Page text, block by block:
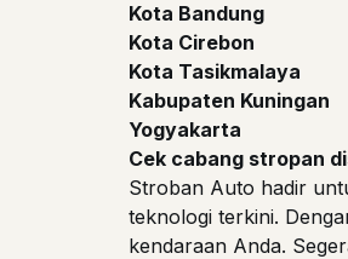
Kota Bandung
Kota Cirebon
Kota Tasikmalaya
Kabupaten Kuningan
Yogyakarta
Cek cabang stropan
Stroban Auto hadir
teknologi terkini.
kendaraan Anda.